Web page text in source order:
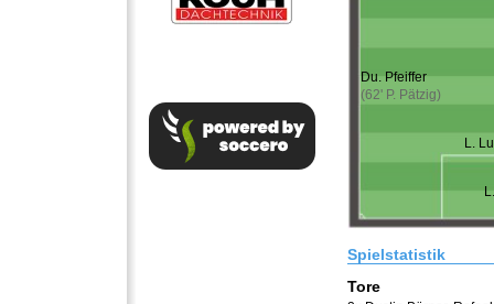
Du. Pfeiffer
(62' P. Pätzig)
L.
Spielstatistik
Tore